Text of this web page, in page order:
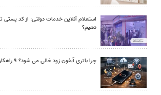
استعلام آنلاین خدمات دولتی: از کد پستی
دهیم؟
چرا باتری آیفون زود خالی می شود؟ ۹ راهکار واقعی